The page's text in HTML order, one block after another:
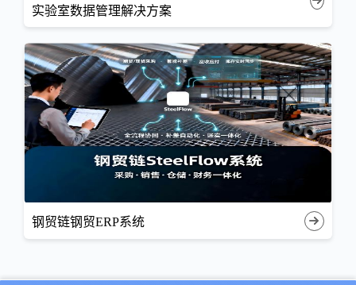
实验室数据管理解决方案
钢贸链钢贸ERP系统